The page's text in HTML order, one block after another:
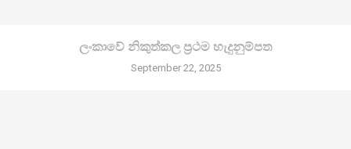
ලංකාවේ නිකුත්කල ප්‍රථම හැදුනුම්පත
September 22, 2025